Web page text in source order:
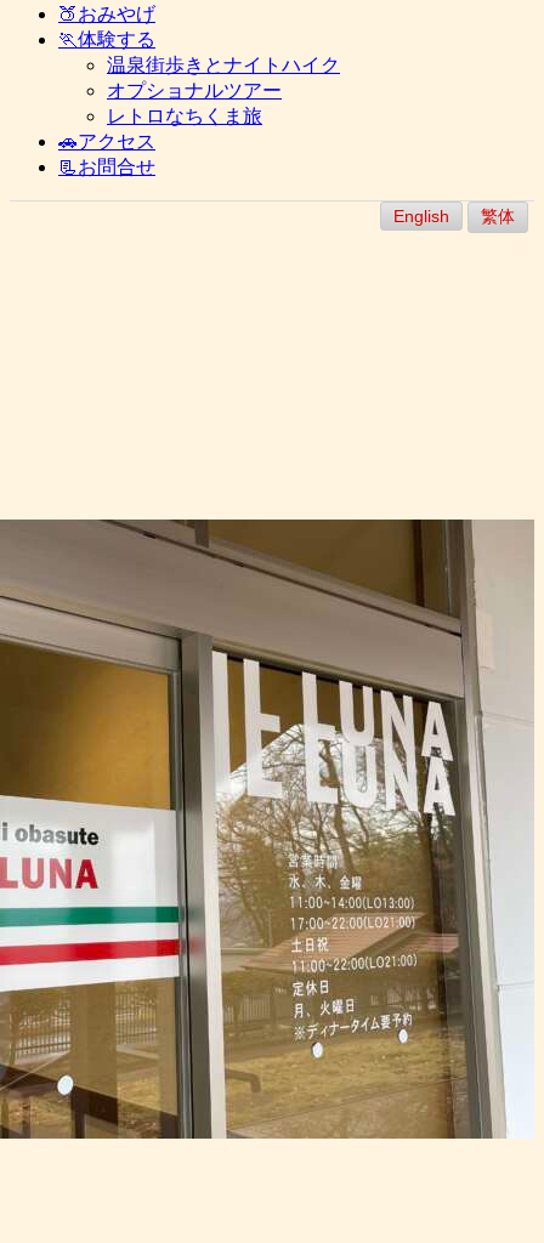
🍑おみやげ
🏃体験する
温泉街歩きとナイトハイク
オプショナルツアー
レトロなちくま旅
🚗アクセス
📃お問合せ
English 繁体